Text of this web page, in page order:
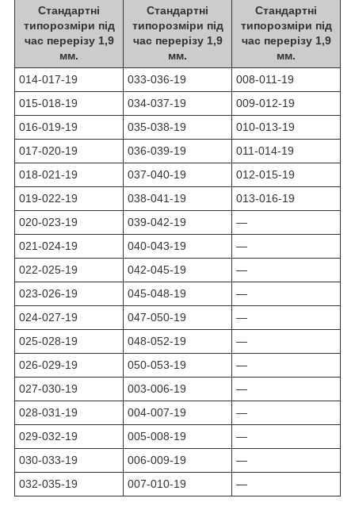
Стандартні
типорозміри під
час перерізу 1,9
мм.
Стандартні
типорозміри під
час перерізу 1,9
мм.
Стандартні
типорозміри під
час перерізу 1,9
мм.
014-017-19
033-036-19
008-011-19
015-018-19
034-037-19
009-012-19
016-019-19
035-038-19
010-013-19
017-020-19
036-039-19
011-014-19
018-021-19
037-040-19
012-015-19
019-022-19
038-041-19
013-016-19
020-023-19
039-042-19
—
021-024-19
040-043-19
—
022-025-19
042-045-19
—
023-026-19
045-048-19
—
024-027-19
047-050-19
—
025-028-19
048-052-19
—
026-029-19
050-053-19
—
027-030-19
003-006-19
—
028-031-19
004-007-19
—
029-032-19
005-008-19
—
030-033-19
006-009-19
—
032-035-19
007-010-19 —